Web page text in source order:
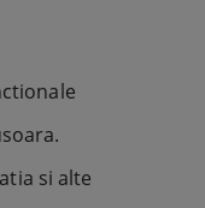
si alte